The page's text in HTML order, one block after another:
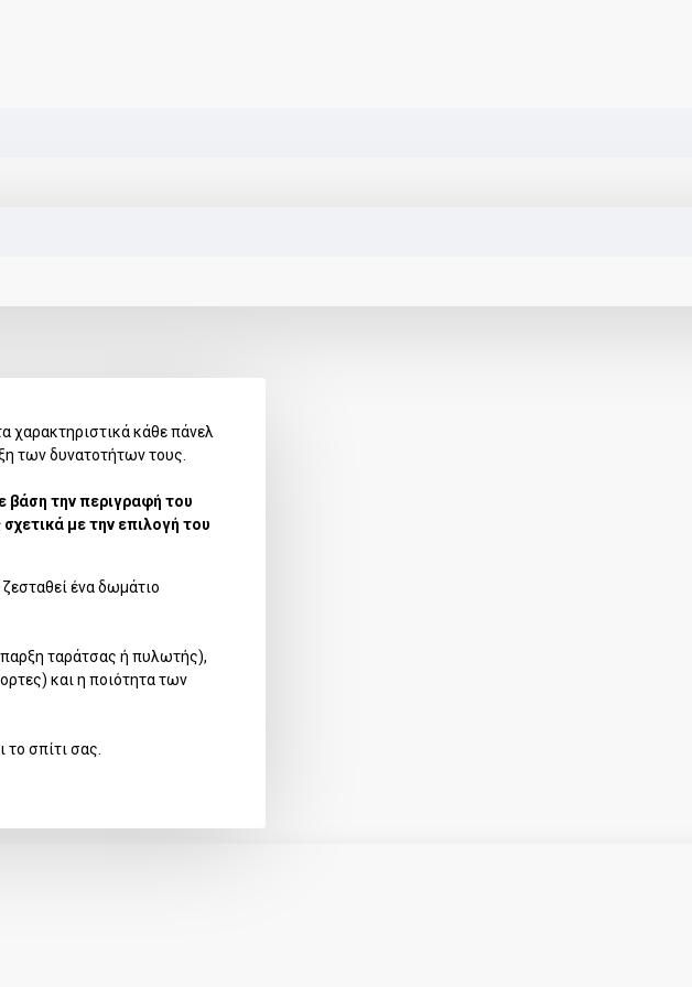
χαρακτηριστικά κάθε πάνελ
των δυνατοτήτων τους.
την περιγραφή του
με την επιλογή του
ένα δωμάτιο
ταράτσας ή πυλωτής),
και η ποιότητα των
σπίτι σας.